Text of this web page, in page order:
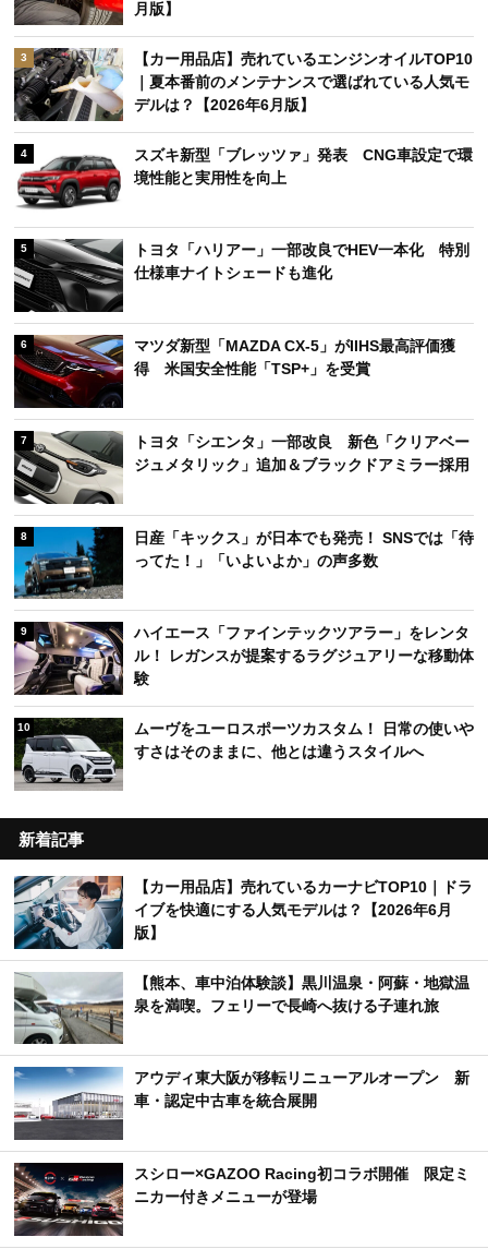
月版】
3
【カー用品店】売れているエンジンオイルTOP10
｜夏本番前のメンテナンスで選ばれている人気モ
デルは？【2026年6月版】
4
スズキ新型「ブレッツァ」発表 CNG車設定で環
境性能と実用性を向上
5
トヨタ「ハリアー」一部改良でHEV一本化 特別
仕様車ナイトシェードも進化
6
マツダ新型「MAZDA CX-5」がIIHS最高評価獲
得 米国安全性能「TSP+」を受賞
7
トヨタ「シエンタ」一部改良 新色「クリアベー
ジュメタリック」追加＆ブラックドアミラー採用
8
日産「キックス」が日本でも発売！ SNSでは「待
ってた！」「いよいよか」の声多数
9
ハイエース「ファインテックツアラー」をレンタ
ル！ レガンスが提案するラグジュアリーな移動体
験
10
ムーヴをユーロスポーツカスタム！ 日常の使いや
すさはそのままに、他とは違うスタイルへ
新着記事
【カー用品店】売れているカーナビTOP10｜ドラ
イブを快適にする人気モデルは？【2026年6月
版】
【熊本、車中泊体験談】黒川温泉・阿蘇・地獄温
泉を満喫。フェリーで長崎へ抜ける子連れ旅
アウディ東大阪が移転リニューアルオープン 新
車・認定中古車を統合展開
スシロー×GAZOO Racing初コラボ開催 限定ミ
ニカー付きメニューが登場